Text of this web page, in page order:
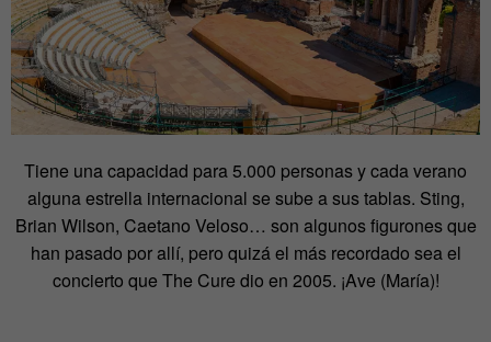
Tiene una capacidad para 5.000 personas y cada verano
alguna estrella internacional se sube a sus tablas. Sting,
Brian Wilson, Caetano Veloso… son algunos figurones que
han pasado por allí, pero quizá el más recordado sea el
concierto que The Cure dio en 2005. ¡Ave (María)!